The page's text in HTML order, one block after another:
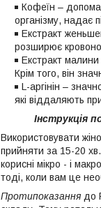
Кофеїн –
організму, надає
Екстракт
розширює
Екстракт
Крім того, він
L-аргінін –
які віддаляють
Інструкція
Використовувати
прийняти за 15-20
корисні мікро - і
тоді, коли вам це
Протипоказаннядо